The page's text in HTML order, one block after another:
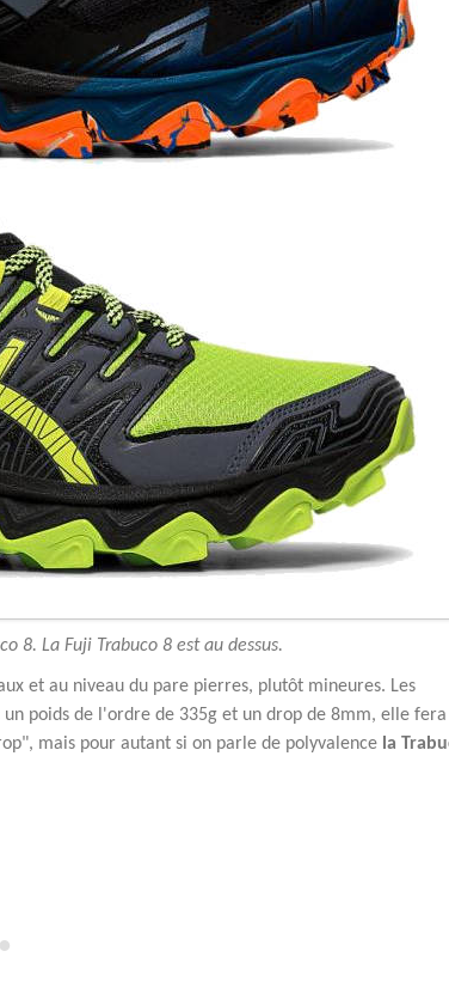
8. La Fuji Trabuco 8 est au dessus.
et au niveau du pare pierres, plutôt mineures. Les
poids de l'ordre de 335g et un drop de 8mm, elle fera
mais pour autant si on parle de polyvalence la